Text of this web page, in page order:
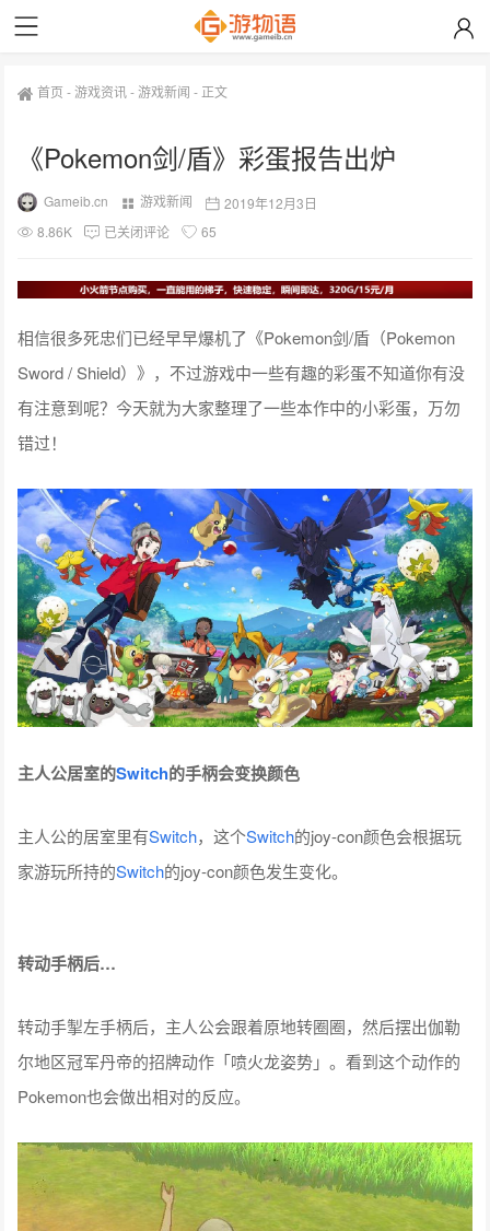
首页 -游戏资讯-游戏新闻 - 正文
《Pokemon剑/盾》彩蛋报告出炉
Gameib.cn 游戏新闻
2019年12月3日
8.86K
已关闭评论 65
相信很多死忠们已经早早爆机了《Pokemon剑/盾（Pokemon
Sword / Shield）》，不过游戏中一些有趣的彩蛋不知道你有没
有注意到呢？今天就为大家整理了一些本作中的小彩蛋，万勿
错过！
主人公居室的Switch的手柄会变换颜色
主人公的居室里有Switch，这个Switch的joy-con颜色会根据玩
家游玩所持的Switch的joy-con颜色发生变化。
转动手柄后…